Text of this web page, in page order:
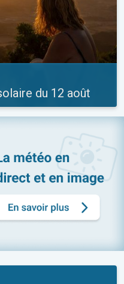
du 12 août